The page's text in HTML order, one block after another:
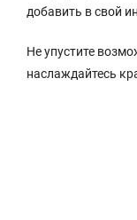
добавить в свой
Не упустите
наслаждайтесь